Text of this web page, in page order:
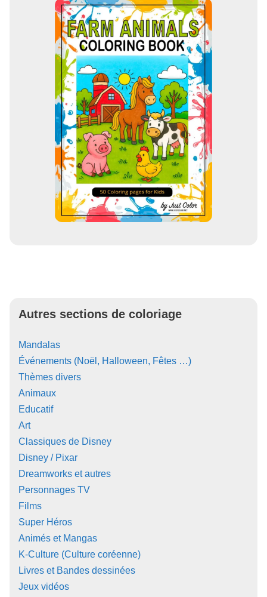
Autres sections de coloriage
Mandalas
Événements (Noël, Halloween, Fêtes …)
Thèmes divers
Animaux
Educatif
Art
Classiques de Disney
Disney / Pixar
Dreamworks et autres
Personnages TV
Films
Super Héros
Animés et Mangas
K-Culture (Culture coréenne)
Livres et Bandes dessinées
Jeux vidéos